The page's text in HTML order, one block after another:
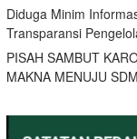
Diduga Minim
Transparansi
PISAH SAMBUT
MAKNA MENUJU